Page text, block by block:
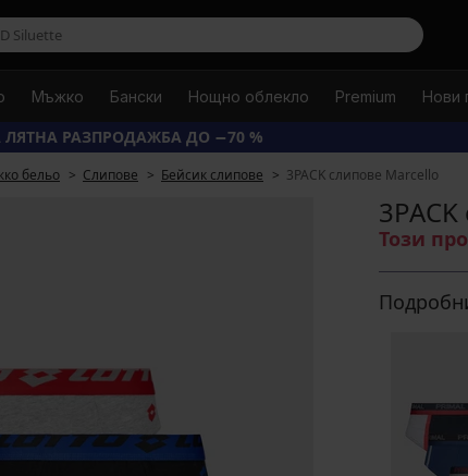
Мъжко Бански Нощно облекло Premium Нови
РАЗПРОДАЖБА ДО −70 %
бельо Слипове Бейсик слипове 3PACK слипове Marcello
Този